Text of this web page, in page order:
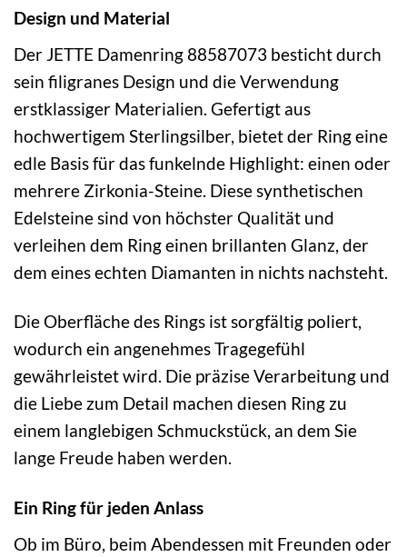
Design und Material
Der JETTE Damenring 88587073 besticht durch
sein filigranes Design und die Verwendung
erstklassiger Materialien. Gefertigt aus
hochwertigem Sterlingsilber, bietet der Ring eine
edle Basis für das funkelnde Highlight: einen oder
mehrere Zirkonia-Steine. Diese synthetischen
Edelsteine sind von höchster Qualität und
verleihen dem Ring einen brillanten Glanz, der
dem eines echten Diamanten in nichts nachsteht.
Die Oberfläche des Rings ist sorgfältig poliert,
wodurch ein angenehmes Tragegefühl
gewährleistet wird. Die präzise Verarbeitung und
die Liebe zum Detail machen diesen Ring zu
einem langlebigen Schmuckstück, an dem Sie
lange Freude haben werden.
Ein Ring für jeden Anlass
Ob im Büro, beim Abendessen mit Freunden oder